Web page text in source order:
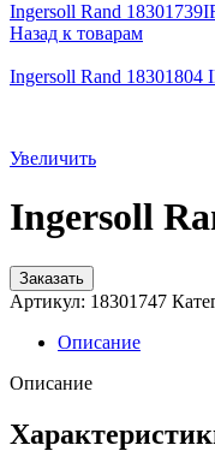
Ingersoll Rand
Назад к товарам
Ingersoll Rand
Увеличить
Ingersoll
Заказать
Артикул: 18301747
Описание
Описание